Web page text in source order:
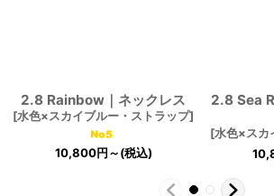
2.8 Rainbow｜ネックレス
[水色×スカイブルー・ストラップ]
10,800円～(税込)
2.8 Sea
[水色×スカ